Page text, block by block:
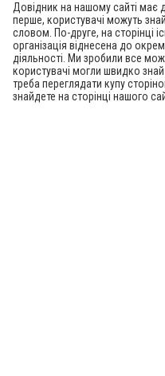
Довідник на нашому сайті має
перше, користувачі можуть
словом. По-друге, на сторінці
організація віднесена до
діяльності. Ми зробили все
користувачі могли швидко
треба переглядати купу
знайдете на сторінці нашого